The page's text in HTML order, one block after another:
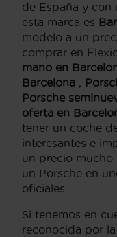
de España y con
esta marca es
modelo a un
comprar en
mano en
Barcelona ,
Porsche
oferta en
tener un coche
interesantes e
un precio mucho
un Porsche en
oficiales.
Si tenemos en
reconocida por